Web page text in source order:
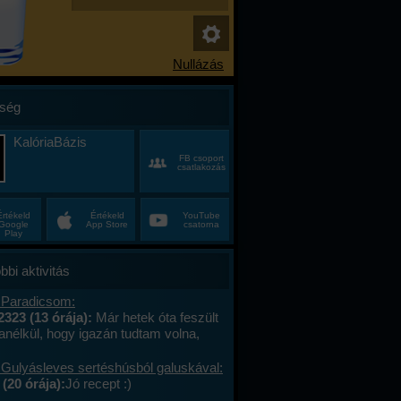
KalóriaBázis
FB csoport
csatlakozás
Play
Értékeld
App Store
YouTube
csatorna
aktivitás
(13 órája): Már hetek óta feszült
hogy igazán tudtam volna,
éveim közepén egyszer csak
minden, ami régen izgalmas
sertéshúsból galuskával:
órája):Jó recept :)